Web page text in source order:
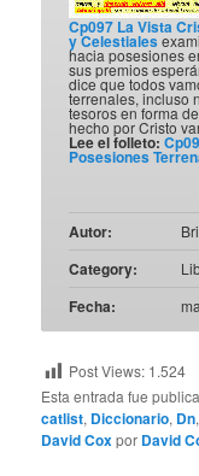
Cp097 La Vista
y Celestiales
hacia posesiones
sus premios
dice que todos
terrenales, incluso
tesoros en forma
hecho por Cristo
Lee el folleto:
Posesiones
Autor:
Category:
Fecha:
Post Views: 1.524
Esta entrada fue
catlist, Diccionario, Dn
David Coxpor David